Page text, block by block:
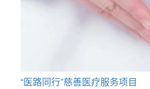
“医路同行”慈善医疗服务项目